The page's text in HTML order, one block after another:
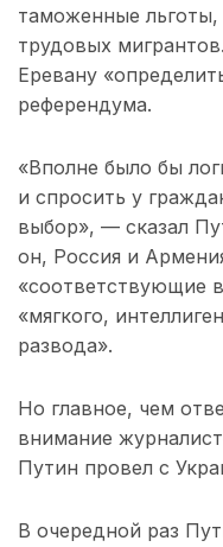
таможенные льготы,
трудовых
Еревану
референдума.
«Вполне было бы
и спросить у
выбор», — сказал
он, Россия и
«соответствующие
«мягкого,
развода».
Но главное, чем
внимание
Путин провел с
В очередной раз